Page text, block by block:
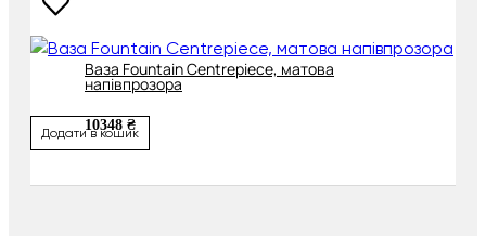
Ваза Fountain Centrepiece, матова
напівпрозора
10348 ₴
Додати в кошик